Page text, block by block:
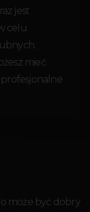
jest
celu
mieć
profesjonalne
może być dobry